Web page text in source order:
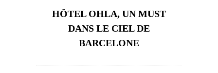
HÔTEL OHLA, UN MUST
DANS LE CIEL DE
BARCELONE